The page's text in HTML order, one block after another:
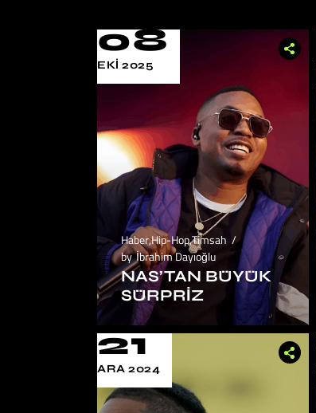
08
EKI 2025
Haber,Hip-Hop,Timsah
by İbrahim Dayıoğlu
NAS’TAN BÜYÜK
SÜRPRIZ
21
ARA 2024